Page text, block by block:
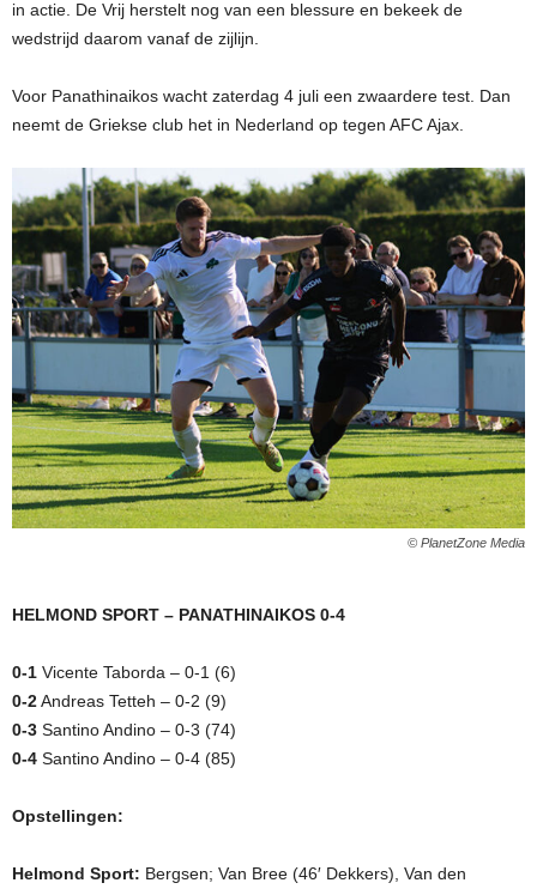
in actie. De Vrij herstelt nog van een blessure en bekeek de
wedstrijd daarom vanaf de zijlijn.
Voor Panathinaikos wacht zaterdag 4 juli een zwaardere test. Dan
neemt de Griekse club het in Nederland op tegen AFC Ajax.
© PlanetZone Media
HELMOND SPORT – PANATHINAIKOS 0-4
0-1 Vicente Taborda – 0-1 (6)
0-2Andreas Tetteh – 0-2 (9)
0-3 Santino Andino – 0-3 (74)
0-4 Santino Andino – 0-4 (85)
Opstellingen:
Helmond Sport: Bergsen; Van Bree (46′ Dekkers), Van den